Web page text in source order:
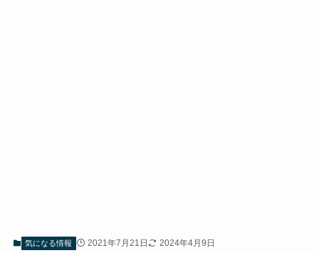
気になる情報 2021年7月21日 2024年4月9日